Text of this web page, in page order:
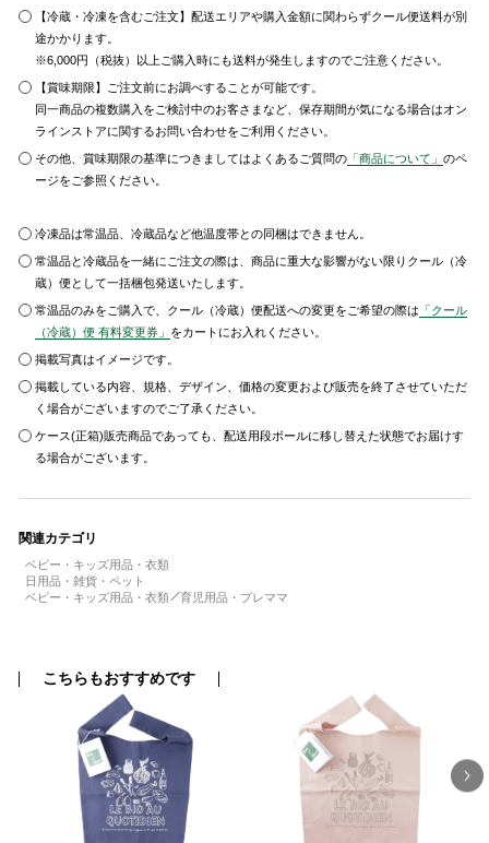
【冷蔵・冷凍を含むご注文】配送エリアや購入金額に関わらずクール便送料が別
途かかります。
※6,000円（税抜）以上ご購入時にも送料が発生しますのでご注意ください。
【賞味期限】ご注文前にお調べすることが可能です。
同一商品の複数購入をご検討中のお客さまなど、保存期間が気になる場合はオン
ラインストアに関するお問い合わせをご利用ください。
その他、賞味期限の基準につきましてはよくあるご質問の 「商品について」のペ
ージをご参照ください。
冷凍品は常温品、冷蔵品など他温度帯との同梱はできません。
常温品と冷蔵品を一緒にご注文の際は、商品に重大な影響がない限りクール（冷
蔵）便として一括梱包発送いたします。
常温品のみをご購入で、クール（冷蔵）便配送への変更をご希望の際は 「クール
（冷蔵）便 有料変更券」 をカートにお入れください。
掲載写真はイメージです。
掲載している内容、規格、デザイン、価格の変更および販売を終了させていただ
く場合がございますのでご了承ください。
ケース(正箱)販売商品であっても、配送用段ボールに移し替えた状態でお届けす
る場合がございます。
関連カテゴリ
ベビー・キッズ用品・衣類
日用品・雑貨・ペット
ベビー・キッズ用品・衣類
育児用品・プレママ
こちらもおすすめです